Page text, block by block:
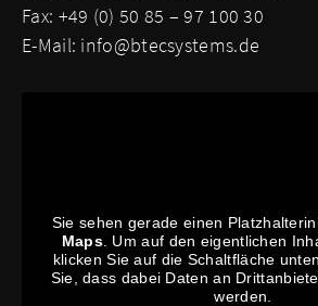
Fax: +49 (0) 50 85 – 97 100 30
E-Mail: info@btecsystems.de
Sie sehen gerade einen
Maps. Um auf den eigentlichen
klicken Sie auf die Schaltfläche
Sie, dass dabei Daten an
werden.